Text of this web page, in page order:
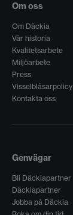
Om oss
Om Däckia
Vår historia
Kvalitetsarbete
Miljöarbete
Press
Visselblåsarpolicy
Kontakta oss
Genvägar
Bli Däckiapartner
Däckiapartner
Jobba på Däckia